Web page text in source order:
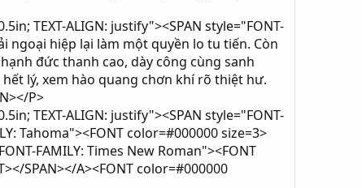
TEXT-ALIGN: justify"><SPAN style="FONT-
ngoại hiệp lại làm một quyền lo tu tiến. Còn
đức thanh cao, dày công cùng sanh
lý, xem hào quang chơn khí rõ thiệt hư.
P>
TEXT-ALIGN: justify"><SPAN style="FONT-
Tahoma"><FONT color=#000000 size=3>
FAMILY: Times New Roman"><FONT
SPAN></A><FONT color=#000000